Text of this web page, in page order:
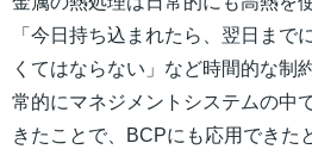
「今日持ち込まれたら、翌日まで
くてはならない」など時間的な制
常的にマネジメントシステムの中
きたことで、BCPにも応用でき